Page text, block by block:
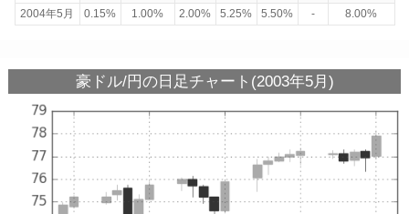
2004年5月
0.15% 1.00% 2.00% 5.25% 5.50% - 8.00%
豪ドル/円の日足チャート(2003年5月)